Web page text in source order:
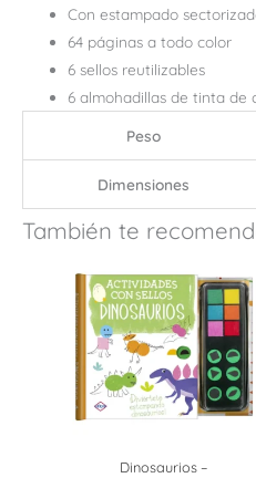
Con estampado
64 páginas a todo color
6 sellos reutilizables
6 almohadillas de tinta de
Peso
Dimensiones
También te
Dinosaurios –